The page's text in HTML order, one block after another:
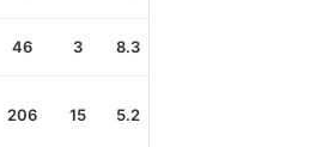
46 3 8.3
206 15 5.2